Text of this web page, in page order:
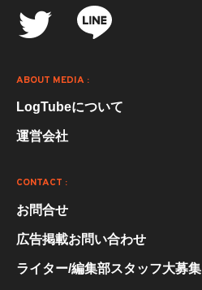
ABOUT MEDIA :
LogTubeについて
運営会社
CONTACT :
お問合せ
広告掲載お問い合わせ
ライター/編集部スタッフ大募集